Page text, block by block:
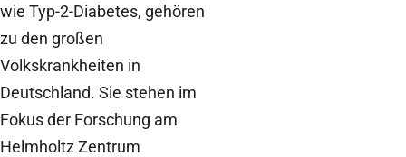
wie Typ-2-Diabetes, gehören
zu den großen
Volkskrankheiten in
Deutschland. Sie stehen im
Fokus der Forschung am
Helmholtz Zentrum